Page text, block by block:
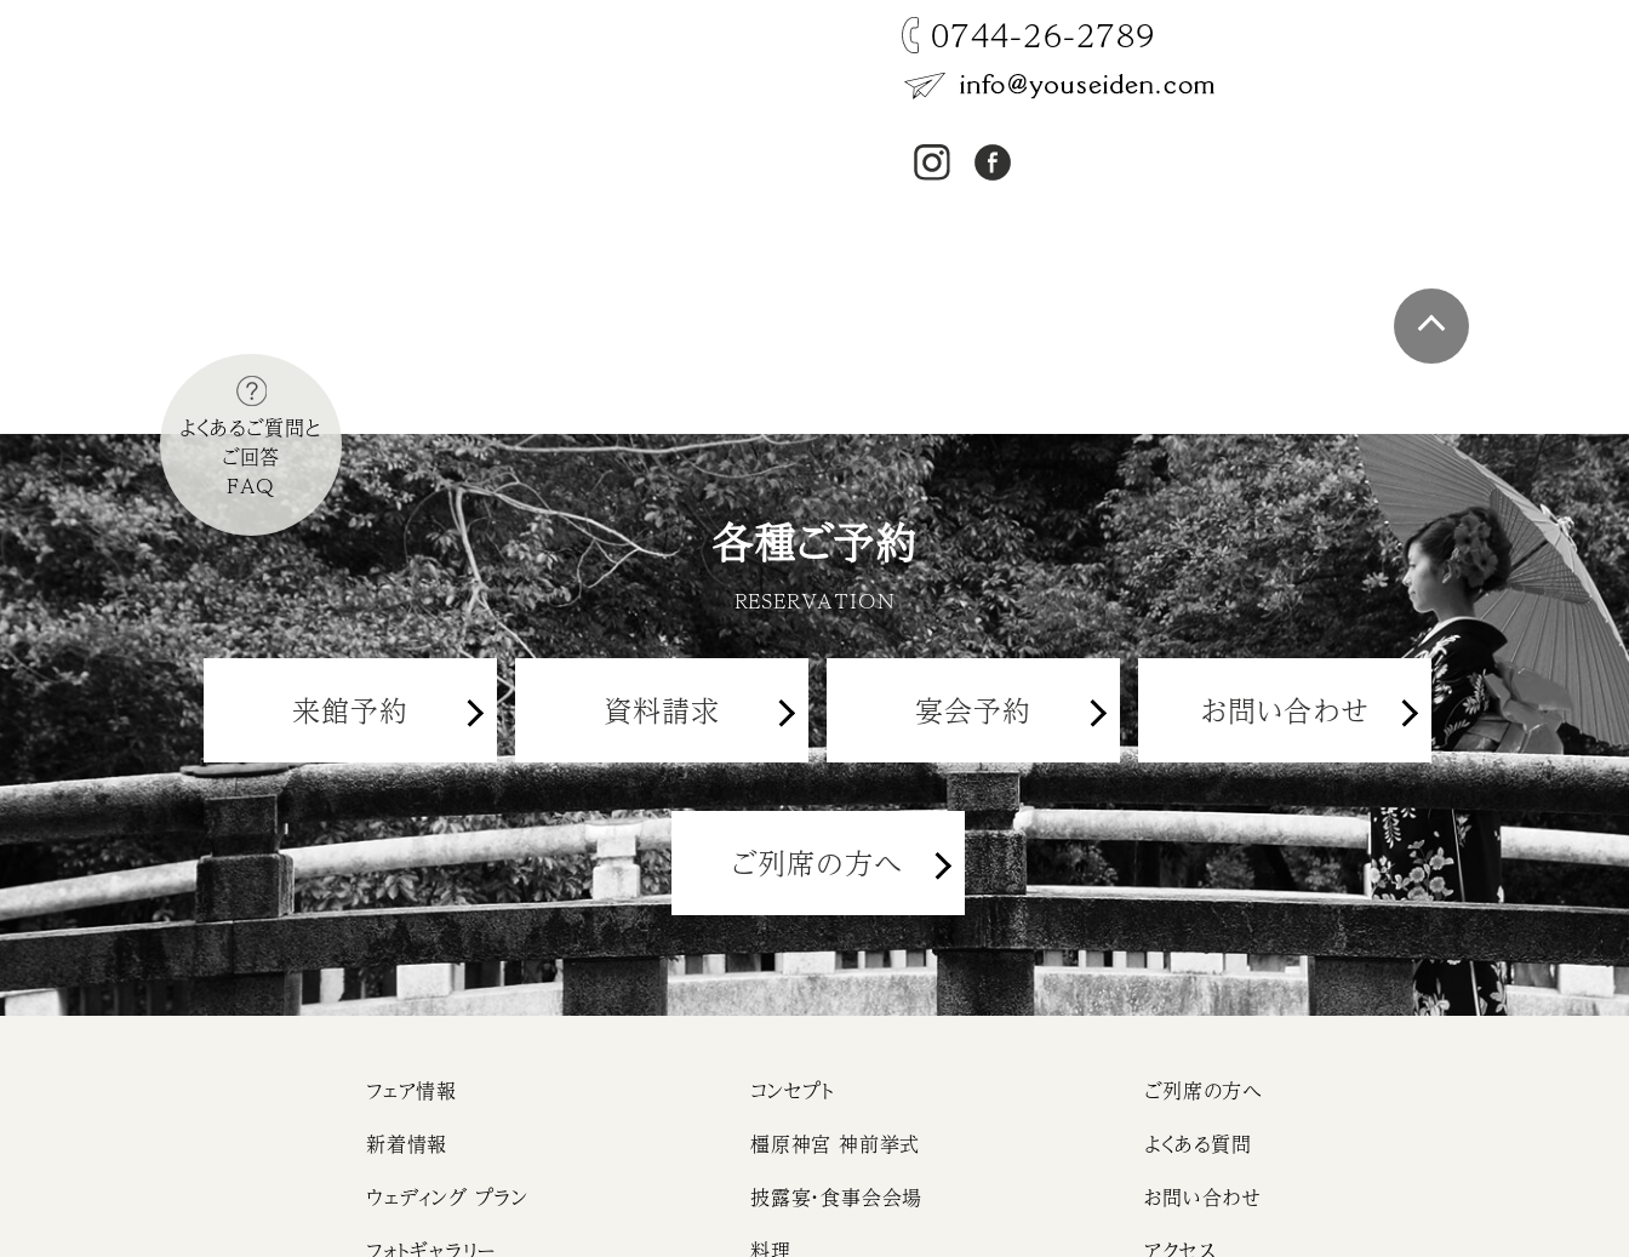
0744-26-2789
よくあるご質問と
ご回答
FAQ
各種ご予約
RESERVATION
来館予約 資料請求 宴会予約 お問い合わせ
ご列席の方へ
フェア情報
新着情報
ウェディング プラン
フォトギャラリー
コンセプト
橿原神宮 神前挙式
披露宴・食事会会場
料理
ご列席の方へ
よくある質問
お問い合わせ
アクセス